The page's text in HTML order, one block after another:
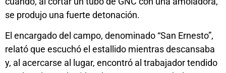
se produjo una fuerte detonación.
El encargado del campo, denominado “San Ernesto”,
relató que escuchó el estallido mientras descansaba
y, al acercarse al lugar, encontró al trabajador tendido